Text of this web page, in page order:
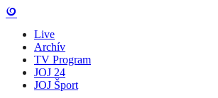
Live
Archív
TV Program
JOJ 24
JOJ Šport